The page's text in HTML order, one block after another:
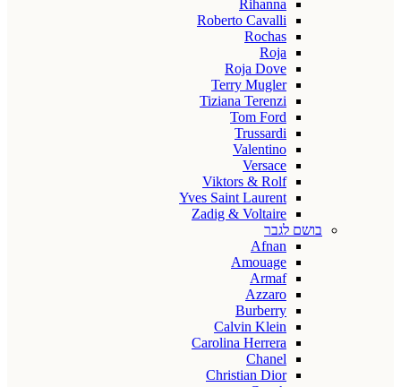
Rihanna
Roberto Cavalli
Rochas
Roja
Roja Dove
Terry Mugler
Tiziana Terenzi
Tom Ford
Trussardi
Valentino
Versace
Viktors & Rolf
Yves Saint Laurent
Zadig & Voltaire
בושם לגבר
Afnan
Amouage
Armaf
Azzaro
Burberry
Calvin Klein
Carolina Herrera
Chanel
Christian Dior